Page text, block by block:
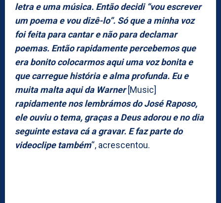
letra e uma música. Então decidi “vou escrever
um poema e vou dizê-lo”. Só que a minha voz
foi feita para cantar e não para declamar
poemas. Então rapidamente percebemos que
era bonito colocarmos aqui uma voz bonita e
que carregue história e alma profunda. Eu e
muita malta aqui da Warner[Music]
rapidamente nos lembrámos do José Raposo,
ele ouviu o tema, graças a Deus adorou e no dia
seguinte estava cá a gravar. E faz parte do
videoclipe também“, acrescentou.